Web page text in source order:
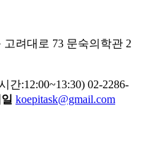
려대로 73 문숙의학관 2
간:12:00~13:30) 02-2286-
koepitask@gmail.com